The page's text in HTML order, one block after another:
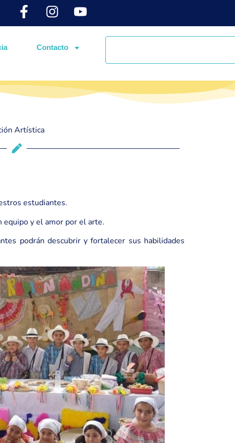
Contacto
Artística
estudiantes.
equipo y el amor por el arte.
podrán descubrir y fortalecer sus habilidades